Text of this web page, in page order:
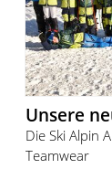
Unsere
Die Ski Alpin
Teamwear